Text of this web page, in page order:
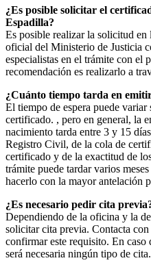
¿Es posible solicitar el
Espadilla?
Es posible realizar la solicitud en
oficial del Ministerio de Justicia
especialistas en el trámite con el
recomendación es realizarlo a
¿Cuánto tiempo tarda en
El tiempo de espera puede
certificado. , pero en general, la
nacimiento tarda entre 3 y 15
Registro Civil, de la cola de
certificado y de la exactitud de
trámite puede tardar varios
hacerlo con la mayor antelación
¿Es necesario pedir cita
Dependiendo de la oficina y la
solicitar cita previa. Contacta
confirmar este requisito. En
será necesaria ningún tipo de cita.